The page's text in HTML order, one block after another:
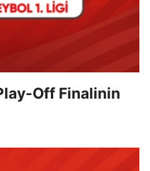
Off Finalinin